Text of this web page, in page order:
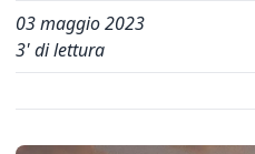
03 maggio 2023
3' di lettura